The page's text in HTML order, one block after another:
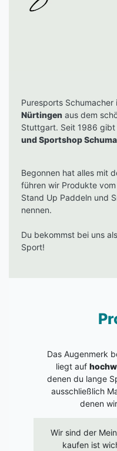
Puresports Schumacher
Nürtingen aus dem
Stuttgart. Seit 1986
und Sportshop
Begonnen hat alles mit
führen wir Produkte
Stand Up Paddeln und
nennen.
Du bekommst bei uns
Sport!
Das Augenmerk
liegt auf
denen du lange
ausschließlich
denen
Wir sind der
kaufen ist